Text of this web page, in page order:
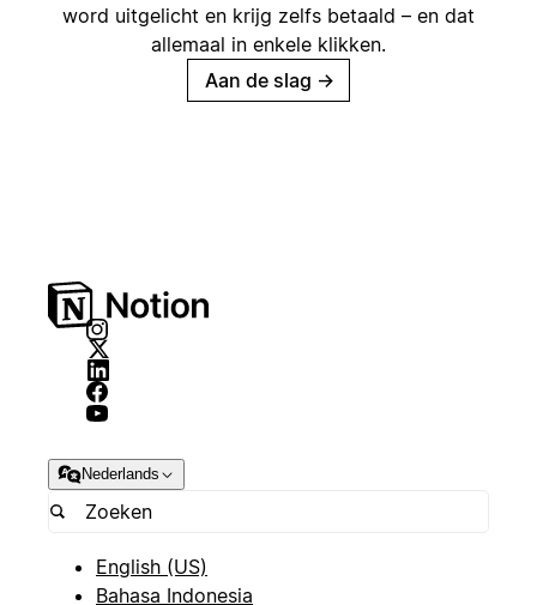
word uitgelicht en krijg zelfs betaald – en dat
allemaal in enkele klikken.
Aan de slag →
Nederlands
English (US)
Bahasa Indonesia